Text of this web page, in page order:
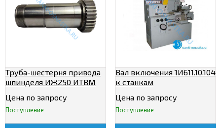
Труба-шестерня привода
шпинделя ИЖ250 ИТВМ
Цена по запросу
Поступление
Вал включения 1И611.10.104
к станкам
Цена по запросу
Поступление